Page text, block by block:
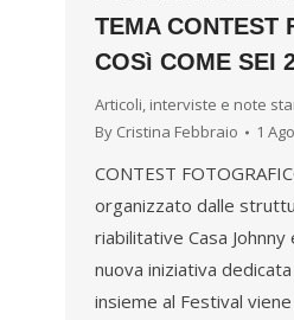
TEMA CONTEST
COSì COME SEI
Articoli, interviste e note
By Cristina Febbraio 1
CONTEST
organizzato dalle
riabilitative Casa Johnny
nuova iniziativa
insieme al Festival